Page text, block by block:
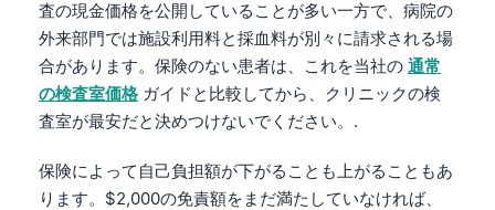
査の現金価格を公開していることが多い一方で、病院の
外来部門では施設利用料と採血料が別々に請求される場
合があります。保険のない患者は、これを当社の 通常
の検査室価格ガイドと比較してから、クリニックの検
査室が最安だと決めつけないでください。.
保険によって自己負担額が下がることも上がることもあ
ります。$2,000の免責額をまだ満たしていなければ、
پښتو
سنڌي
සිංහල
অসমীয়া
Galego